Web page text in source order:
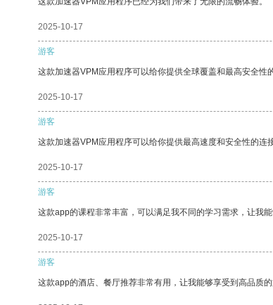
2025-10-17
游客
这款加速器VPM应用程序可以给你提供全球覆盖和最高安全性
2025-10-17
游客
这款加速器VPM应用程序可以给你提供最高速度和安全性的连
2025-10-17
游客
这款app的课程非常丰富，可以满足我不同的学习需求，让我能
2025-10-17
游客
这款app的酒店、餐厅推荐非常有用，让我能够享受到高品质的